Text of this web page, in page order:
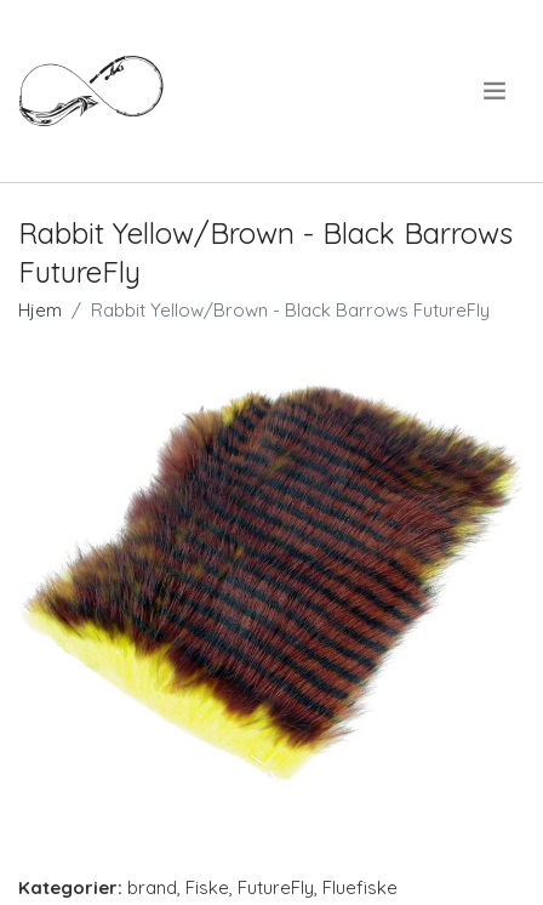
Rabbit Yellow/Brown - Black Barrows
FutureFly
Hjem Rabbit Yellow/Brown - Black Barrows FutureFly
Kategorier: brand, Fiske, FutureFly, Fluefiske